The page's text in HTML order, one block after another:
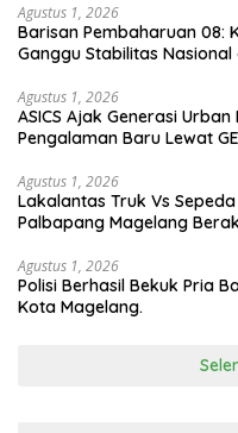
Agustus 1, 2026
Barisan Pembaharuan 08:
Ganggu Stabilitas
Agustus 1, 2026
ASICS Ajak Generasi
Pengalaman Baru Lewat
Agustus 1, 2026
Lakalantas Truk Vs
Palbapang Magelang
Agustus 1, 2026
Polisi Berhasil Bekuk Pria
Kota Magelang.